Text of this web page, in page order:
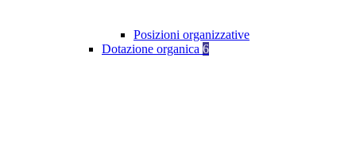
Posizioni organizzative
Dotazione organica 6